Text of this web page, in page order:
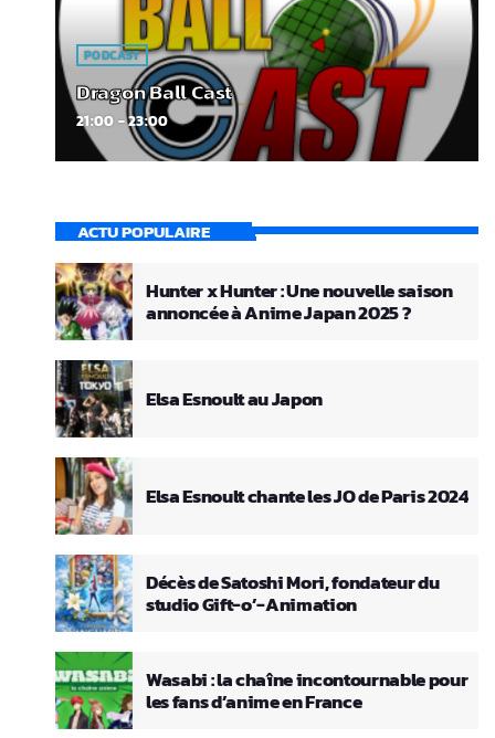
PODCAST
Dragon Ball Cast
21:00 - 23:00
ACTU POPULAIRE
Hunter x Hunter : Une nouvelle saison
annoncée à Anime Japan 2025 ?
Elsa Esnoult au Japon
Elsa Esnoult chante les JO de Paris 2024
Décès de Satoshi Mori, fondateur du
studio Gift-o’-Animation
Wasabi : la chaîne incontournable pour
les fans d’anime en France